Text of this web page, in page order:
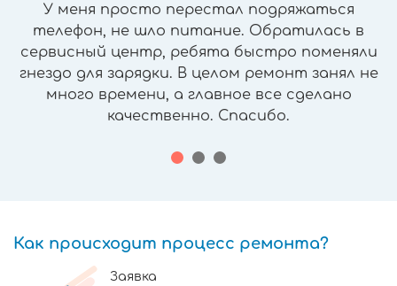
У меня просто перестал подряжаться
телефон, не шло питание. Обратилась в
сервисный центр, ребята быстро поменяли
гнездо для зарядки. В целом ремонт занял не
много времени, а главное все сделано
качественно. Спасибо.
Как происходит процесс ремонта?
Заявка